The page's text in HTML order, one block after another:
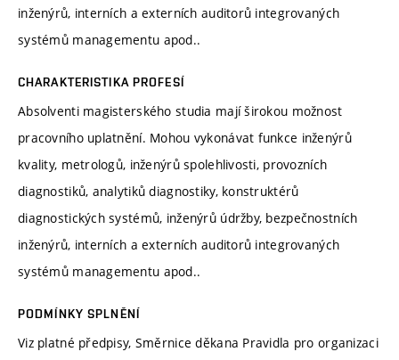
inženýrů, interních a externích auditorů integrovaných
systémů managementu apod..
CHARAKTERISTIKA PROFESÍ
Absolventi magisterského studia mají širokou možnost
pracovního uplatnění. Mohou vykonávat funkce inženýrů
kvality, metrologů, inženýrů spolehlivosti, provozních
diagnostiků, analytiků diagnostiky, konstruktérů
diagnostických systémů, inženýrů údržby, bezpečnostních
inženýrů, interních a externích auditorů integrovaných
systémů managementu apod..
PODMÍNKY SPLNĚNÍ
Viz platné předpisy, Směrnice děkana Pravidla pro organizaci